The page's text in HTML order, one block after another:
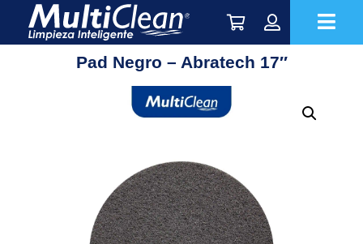
Pad Negro – Abratech 17″